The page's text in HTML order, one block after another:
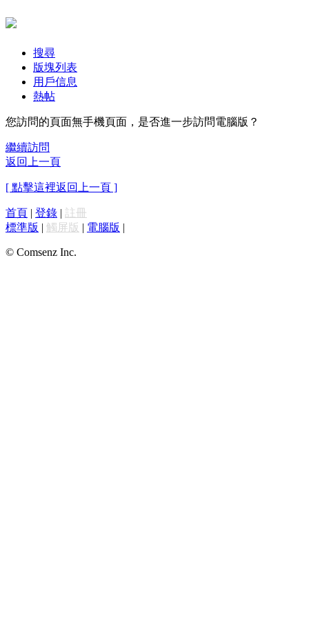
搜尋
版塊列表
用戶信息
熱帖
您訪問的頁面無手機頁面，是否進一步訪問電腦版？
繼續訪問
返回上一頁
[ 點擊這裡返回上一頁 ]
首頁 | 登錄 | 註冊
標準版 | 觸屏版 | 電腦版 |
© Comsenz Inc.